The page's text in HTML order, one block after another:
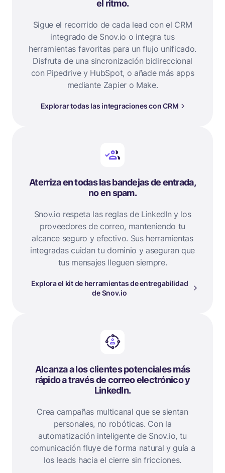
el ritmo.
Sigue el recorrido de cada lead con el CRM
integrado de Snov.io o integra tus
herramientas favoritas para un flujo unificado.
Disfruta de una sincronización bidireccional
con Pipedrive y HubSpot, o añade más apps
mediante Zapier o Make.
Explorar todas las integraciones con CRM
Aterriza en todas las bandejas de entrada,
no en spam.
Snov.io respeta las reglas de LinkedIn y los
proveedores de correo, manteniendo tu
alcance seguro y efectivo. Sus herramientas
integradas cuidan tu dominio y aseguran que
tus mensajes lleguen siempre.
Explora el kit de herramientas de entregabilidad
de Snov.io
Alcanza a los clientes potenciales más
rápido a través de correo electrónico y
LinkedIn.
Crea campañas multicanal que se sientan
personales, no robóticas. Con la
automatización inteligente de Snov.io, tu
comunicación fluye de forma natural y guía a
los leads hacia el cierre sin fricciones.